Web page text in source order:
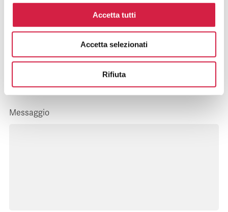
Accetta tutti
Accetta selezionati
Rifiuta
E-mail*
Messaggio